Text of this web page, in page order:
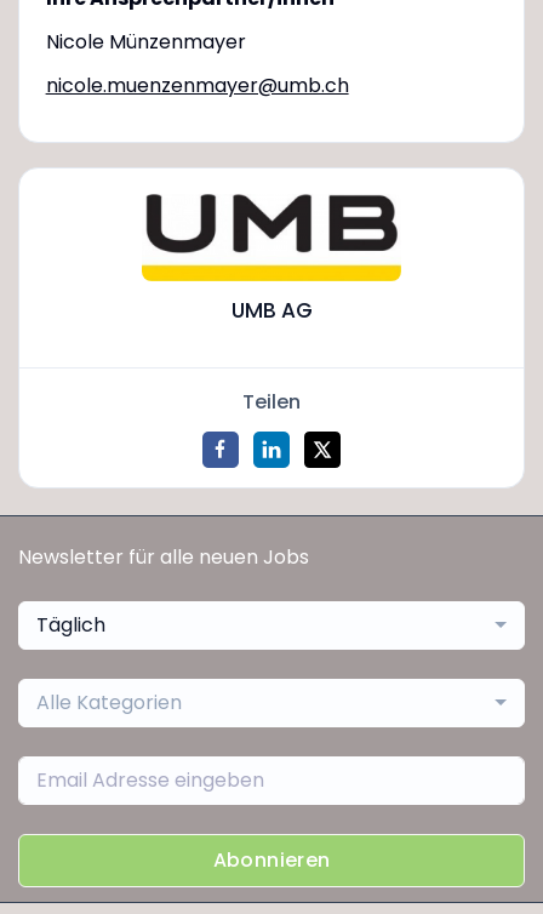
Nicole Münzenmayer
nicole.muenzenmayer@umb.ch
UMB AG
Teilen
Newsletter für alle neuen Jobs
Täglich
Alle Kategorien
Abonnieren